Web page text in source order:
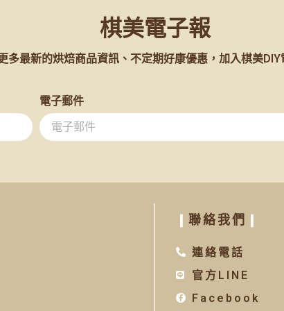
棋美電子報
多最新的烘焙商品資訊、不定期好康優惠，加入棋美DIY
電子郵件
❙ 聯絡我們 ❙
連絡電話
官方LINE
Facebook